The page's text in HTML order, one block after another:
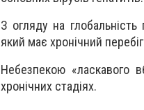
З огляду на
який має хронічний
Небезпекою «ласкавого
хронічних стадіях.